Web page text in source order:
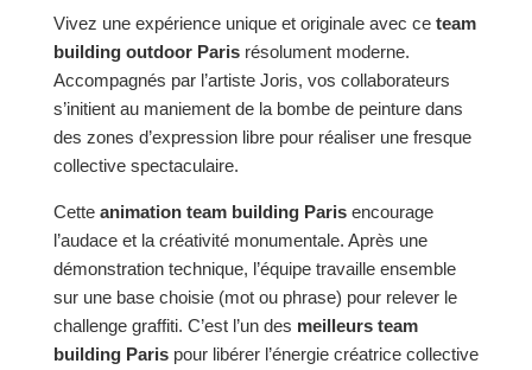
Vivez une expérience unique et originale avec ce team
building outdoor Paris résolument moderne.
Accompagnés par l’artiste Joris, vos collaborateurs
s’initient au maniement de la bombe de peinture dans
des zones d’expression libre pour réaliser une fresque
collective spectaculaire.
Cette animation team building Paris encourage
l’audace et la créativité monumentale. Après une
démonstration technique, l’équipe travaille ensemble
sur une base choisie (mot ou phrase) pour relever le
challenge graffiti. C’est l’un des meilleurs team
building Paris pour libérer l’énergie créatrice collective